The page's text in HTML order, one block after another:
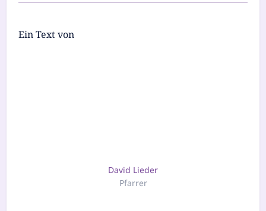
Ein Text von
David Lieder
Pfarrer